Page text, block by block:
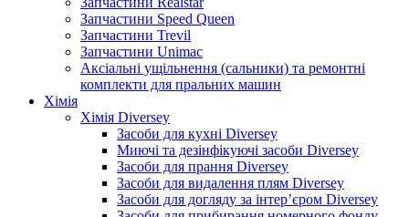
Запчастини Speed Queen
Запчастини Trevil
Запчастини Unimac
Аксіальні ущільнення (сальники) та ремонтні
комплекти для пральних машин
Хімія
Хімія Diversey
Засоби для кухні Diversey
Миючі та дезінфікуючі засоби Diversey
Засоби для прання Diversey
Засоби для видалення плям Diversey
Засоби для догляду за інтер’єром Diversey